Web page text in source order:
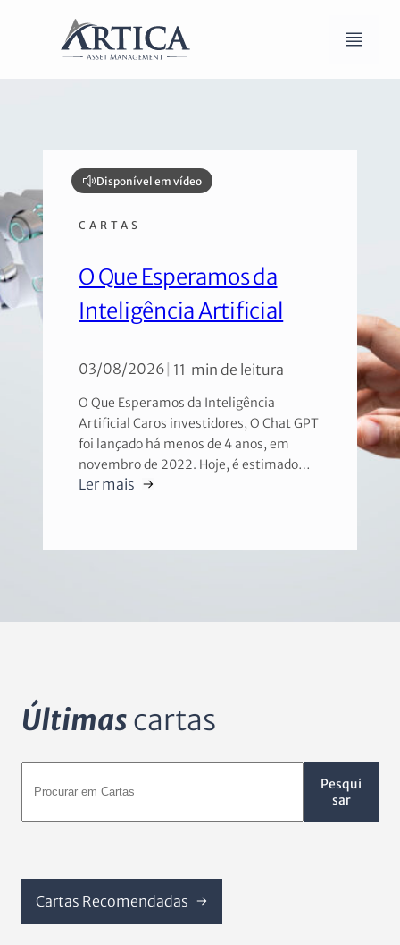
Disponível em vídeo
CARTAS
O Que Esperamos da
Inteligência Artificial
03/08/2026 11 min de leitura
O Que Esperamos da Inteligência
Artificial Caros investidores, O Chat GPT
foi lançado há menos de 4 anos, em
novembro de 2022. Hoje, é estimado…
Ler mais
Últimas cartas
Pesqui
sar
Cartas Recomendadas